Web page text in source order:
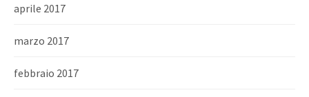
aprile 2017
marzo 2017
febbraio 2017